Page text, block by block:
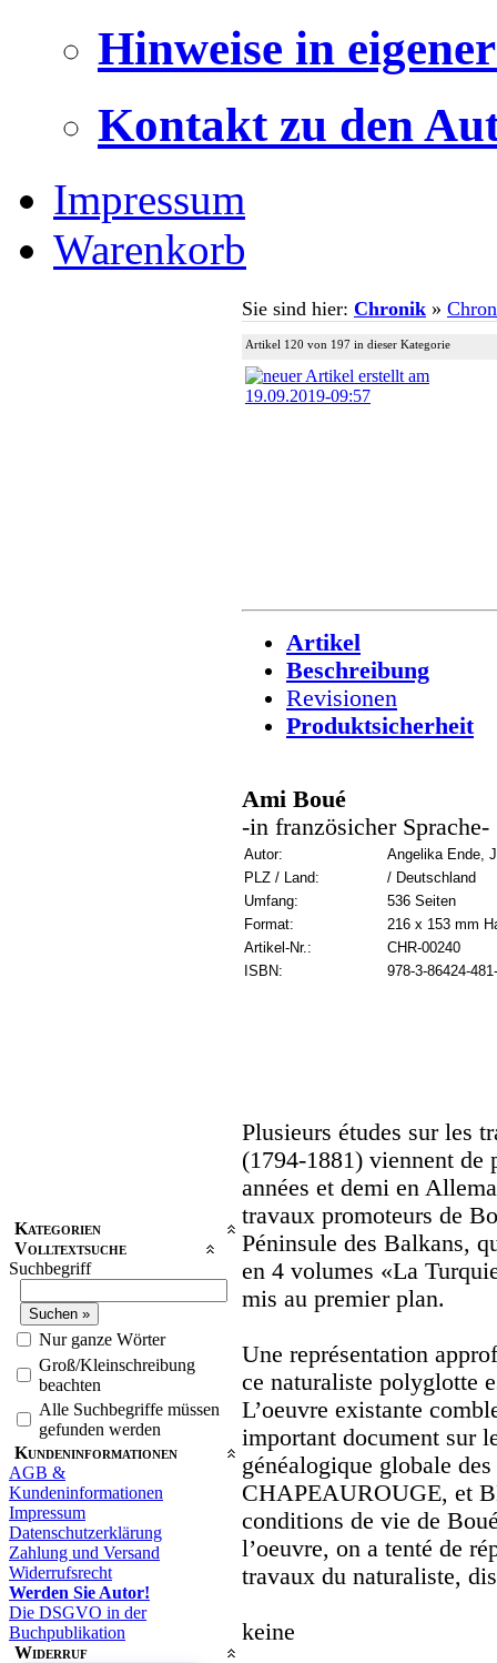
Hinweise in
Kontakt zu den
Impressum
Warenkorb
Kategorien
Volltextsuche
Suchbegriff
Nur ganze Wörter
Groß/Kleinschreibung
beachten
Alle Suchbegriffe müssen
gefunden werden
Kundeninformationen
AGB &
Kundeninformationen
Impressum
Datenschutzerklärung
Zahlung und Versand
Widerrufsrecht
Werden Sie Autor!
Die DSGVO in der
Buchpublikation
Widerruf
Sie sind hier: Chronik »
Artikel 120 von 197 in dieser Kategorie
Artikel
Beschreibung
Revisionen
Produktsicherheit
Ami Boué
-in französicher Sprache-
Autor:
Angelika Ende,
PLZ / Land:
/ Deutschland
Umfang:
536 Seiten
Format:
216 x 153 mm
Artikel-Nr.:
CHR-00240
ISBN:
978-3-86424-
Plusieurs études sur les
(1794-1881) viennent de
années et demi en
travaux promoteurs de
Péninsule des Balkans,
en 4 volumes «La
mis au premier plan.
Une représentation
ce naturaliste polyglotte
L’oeuvre existante
important document sur
généalogique globale
CHAPEAUROUGE, et
conditions de vie de
l’oeuvre, on a tenté de
travaux du naturaliste,
keine